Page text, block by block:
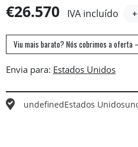
€26.570 IVA incluído
Viu mais barato? Nós cobrimos a oferta
Envia para:
undefinedEstados Unidos